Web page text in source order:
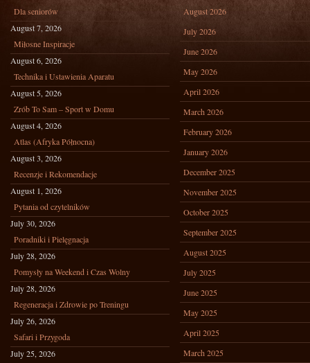
Dla seniorów
August 7, 2026
Miłosne Inspiracje
August 6, 2026
Technika i Ustawienia Aparatu
August 5, 2026
Zrób To Sam – Sport w Domu
August 4, 2026
Atlas (Afryka Północna)
August 3, 2026
Recenzje i Rekomendacje
August 1, 2026
Pytania od czytelników
July 30, 2026
Poradniki i Pielęgnacja
July 28, 2026
Pomysły na Weekend i Czas Wolny
July 28, 2026
Regeneracja i Zdrowie po Treningu
July 26, 2026
Safari i Przygoda
July 25, 2026
August 2026
July 2026
June 2026
May 2026
April 2026
March 2026
February 2026
January 2026
December 2025
November 2025
October 2025
September 2025
August 2025
July 2025
June 2025
May 2025
April 2025
March 2025